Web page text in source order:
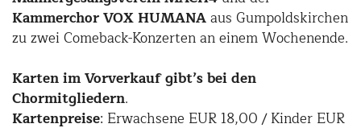
Kammerchor VOX HUMANAaus Gumpoldskirchen
zu zwei Comeback-Konzerten an einem Wochenende.
Karten im Vorverkauf gibt’s bei den
Chormitgliedern.
Kartenpreise: Erwachsene EUR 18,00 / Kinder EUR